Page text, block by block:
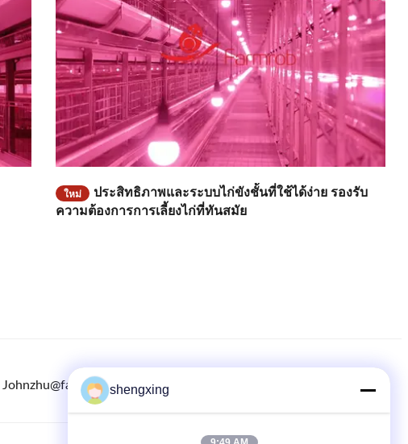
ใหม่
ประสิทธิภาพและระบบไก่ขังชั้นที่ใช้ได้ง่าย รองรับ
ความต้องการการเลี้ยงไก่ที่ทันสมัย
Johnzhu@farmrob.com 8615882071508
shengxing